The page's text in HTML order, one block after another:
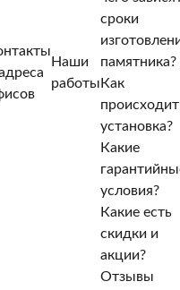
Наши
работы
сроки
памятника?
Как
происходит
установка?
Какие
условия?
Какие есть
скидки и
акции?
Отзывы